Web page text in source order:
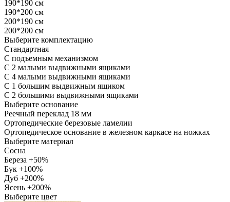
190*190 см
190*200 см
200*190 см
200*200 см
Выберите комплектацию
Стандартная
С подъемным механизмом
С 2 малыми выдвижными ящиками
С 4 малыми выдвижными ящиками
С 1 большим выдвижным ящиком
С 2 большими выдвижными ящиками
Выберите основание
Реечный переклад 18 мм
Ортопедические березовые ламелии
Ортопедическое основание в железном каркасе на ножках
Выберите материал
Сосна
Береза +50%
Бук +100%
Дуб +200%
Ясень +200%
Выберите цвет